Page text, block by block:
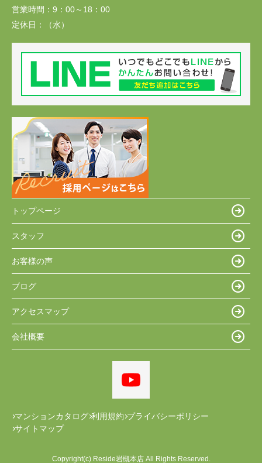
営業時間： 9：00～18：00
定休日：
（水）
トップページ
スタッフ
お客様の声
ブログ
アクセスマップ
会社概要
マンションカタログ 利用規約 プライバシーポリシー
サイトマップ
Copyright(c) Reside岩槻本店 All Rights Reserved.